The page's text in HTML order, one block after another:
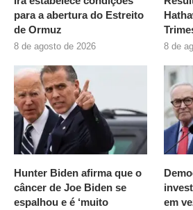
para a abertura do Estreito
de Ormuz
8 de agosto de 2026 8 de
Hunter Biden afirma que o
câncer de Joe Biden se
espalhou e é ‘muito
em